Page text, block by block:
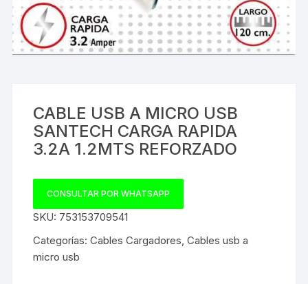
CABLE USB A MICRO USB
SANTECH CARGA RAPIDA
3.2A 1.2MTS REFORZADO
CONSULTAR POR WHATSAPP
SKU: 753153709541
Categorías:Cables Cargadores,Cables usb a
micro usb